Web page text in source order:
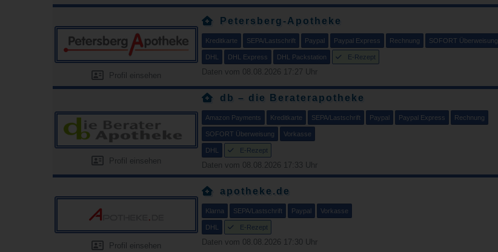
Profil einsehen
Petersberg-Apotheke
Kreditkarte SEPA/Lastschrift Paypal Paypal Express Rechnung SOFORT Überweisung
DHL DHL Express DHL Packstation E-Rezept
Daten vom 08.08.2026 17:27 Uhr
Profil einsehen
db – die Beraterapotheke
Amazon Payments Kreditkarte SEPA/Lastschrift Paypal Paypal Express Rechnung
SOFORT Überweisung Vorkasse
DHL E-Rezept
Daten vom 08.08.2026 17:33 Uhr
Profil einsehen
apotheke.de
Klarna SEPA/Lastschrift Paypal Vorkasse
DHL E-Rezept
Daten vom 08.08.2026 17:30 Uhr